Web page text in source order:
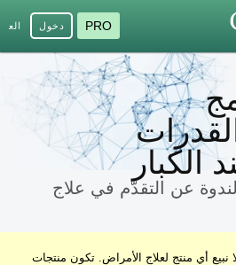
PRO دخول
الكبار
عن التقدّم في علاج
أي منتج لعلاج الأمراض. تكون منتجات